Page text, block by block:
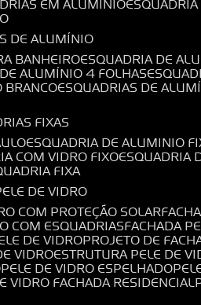
DE ALUMÍNIO
BANHEIRO ESQUADRIA DE
DE ALUMÍNIO 4 FOLHAS
BRANCO ESQUADRIAS DE
FIXAS
ESQUADRIA DE ALUMINIO
COM VIDRO FIXO
FIXA
DE VIDRO
COM PROTEÇÃO SOLAR
COM ESQUADRIAS FACHADA
DE VIDRO PROJETO DE
VIDRO ESTRUTURA PELE DE
PELE DE VIDRO ESPELHADO
VIDRO FACHADA RESIDENCIAL